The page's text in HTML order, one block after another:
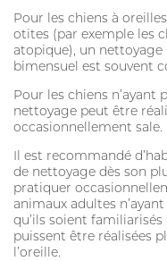
STRESS
Pour les chiens à
otites (par exemple les
atopique), un
bimensuel est souvent
Pour les chiens n’ayant
nettoyage peut être
occasionnellement sale.
Il est recommandé
de nettoyage dès son
pratiquer
animaux adultes
qu’ils soient
puissent être réalisées
l’oreille.